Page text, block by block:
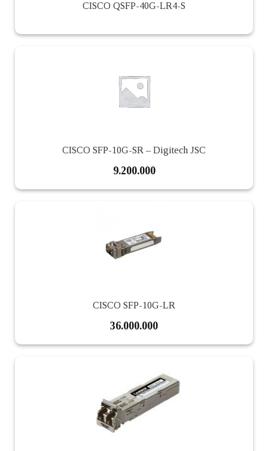
CISCO QSFP-40G-LR4-S
CISCO SFP-10G-SR – Digitech JSC
9.200.000
CISCO SFP-10G-LR
36.000.000